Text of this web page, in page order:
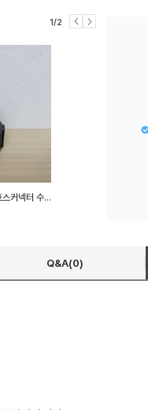
1/2
25MM 암나사 니플형 호스커넥터 수도꼭지어댑터
Q&A(0)